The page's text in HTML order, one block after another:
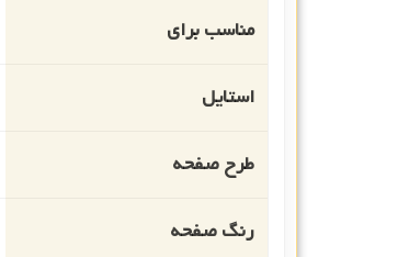
مناسب برای
استایل
طرح صفحه
رنگ صفحه